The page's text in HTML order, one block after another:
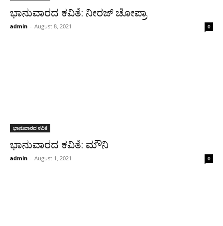
ಭಾನುವಾರದ ಕವಿತೆ: ನೀರಜ್ ಚೋಪ್ರಾ
admin - August 8, 2021 0
ಭಾನುವಾರದ ಕವಿತೆ
ಭಾನುವಾರದ ಕವಿತೆ: ಮೌನಿ
admin - August 1, 2021 0